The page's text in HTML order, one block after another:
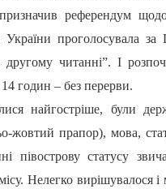
референдум
проголосувала
читанні”. І
годин – без перерви.
найгостріше, були
жовтий прапор), мова,
півострову статусу
Нелегко вирішувалося